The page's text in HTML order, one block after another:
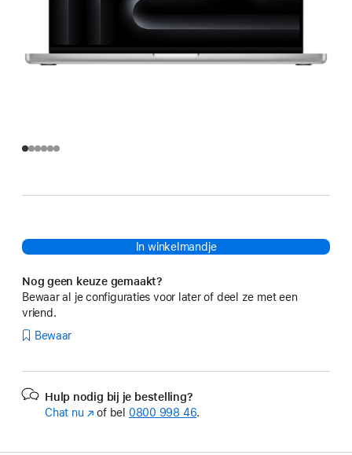
In winkelmandje
Nog geen keuze gemaakt?
Bewaar al je configuraties voor later of deel ze met een
vriend.
Bewaar
Hulp nodig bij je bestelling?
Chat nu (Wordt
of bel 0800 998 46.